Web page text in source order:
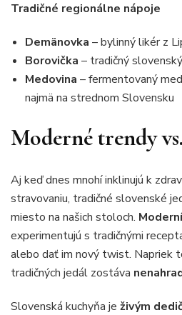
Tradičné regionálne nápoje
Demänovka – bylinný likér z
Borovička – tradičný
Medovina – fermentovaný
najmä na strednom Slovensku
Moderné trendy
Aj keď dnes mnohí inklinujú k
stravovaniu, tradičné slovenské
miesto na našich stoloch.
experimentujú s tradičnými
alebo dať im nový twist. Napriek
tradičných jedál zostáva
Slovenská kuchyňa je živým